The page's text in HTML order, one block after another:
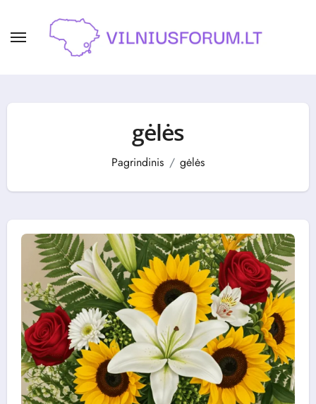
content
gėlės
Pagrindinis gėlės